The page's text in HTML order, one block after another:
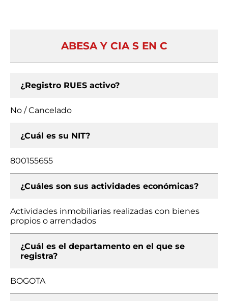
ABESA Y CIA S EN C
¿Registro RUES activo?
No / Cancelado
¿Cuál es su NIT?
800155655
¿Cuáles son sus actividades económicas?
Actividades inmobiliarias realizadas con bienes
propios o arrendados
¿Cuál es el departamento en el que se
registra?
BOGOTA